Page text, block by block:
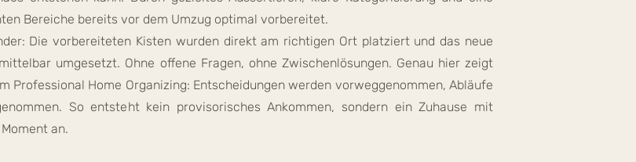
Bereiche bereits vor dem Umzug optimal vorbereitet.
Die vorbereiteten Kisten wurden direkt am richtigen Ort platziert und das neue
umgesetzt. Ohne offene Fragen, ohne Zwischenlösungen. Genau hier zeigt
Professional Home Organizing: Entscheidungen werden vorweggenommen, Abläufe
So entsteht kein provisorisches Ankommen, sondern ein Zuhause mit
an.